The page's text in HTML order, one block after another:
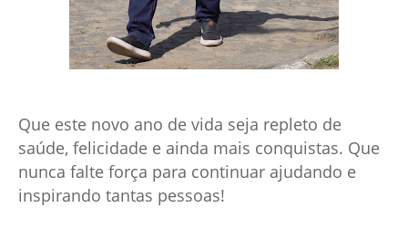
Que este novo ano de vida seja repleto de
saúde, felicidade e ainda mais conquistas. Que
nunca falte força para continuar ajudando e
inspirando tantas pessoas!